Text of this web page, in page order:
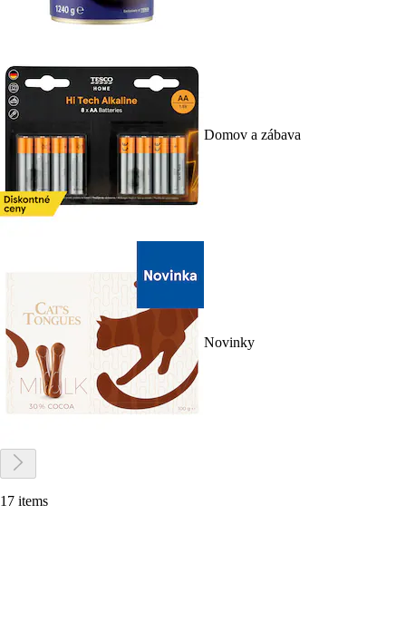
Domov a zábava
Novinky
17 items